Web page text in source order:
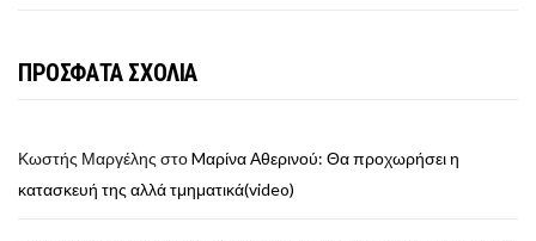
ΠΡΟΣΦΑΤΑ ΣΧΟΛΙΑ
Κωστής Μαργέλης στοMαρίνα Αθερινού: Θα προχωρήσει η
κατασκευή της αλλά τμηματικά(video)